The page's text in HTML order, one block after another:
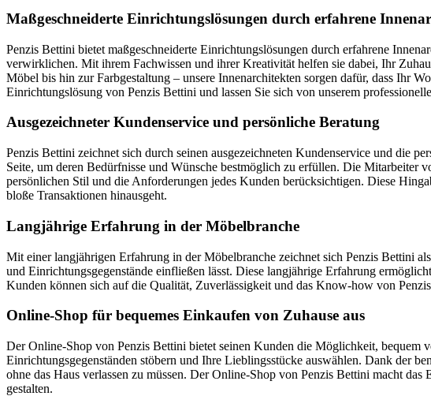
Maßgeschneiderte Einrichtungslösungen durch erfahrene
Penzis Bettini bietet maßgeschneiderte Einrichtungslösungen durch erfahrene
verwirklichen. Mit ihrem Fachwissen und ihrer Kreativität helfen sie dabei, Ihr
Möbel bis hin zur Farbgestaltung – unsere Innenarchitekten sorgen dafür, dass Ihr
Einrichtungslösung von Penzis Bettini und lassen Sie sich von unserem
Ausgezeichneter Kundenservice und persönliche Beratung
Penzis Bettini zeichnet sich durch seinen ausgezeichneten Kundenservice und die
Seite, um deren Bedürfnisse und Wünsche bestmöglich zu erfüllen. Die Mitarbeiter
persönlichen Stil und die Anforderungen jedes Kunden berücksichtigen. Diese
bloße Transaktionen hinausgeht.
Langjährige Erfahrung in der Möbelbranche
Mit einer langjährigen Erfahrung in der Möbelbranche zeichnet sich Penzis Bettini
und Einrichtungsgegenstände einfließen lässt. Diese langjährige Erfahrung
Kunden können sich auf die Qualität, Zuverlässigkeit und das Know-how von
Online-Shop für bequemes Einkaufen von Zuhause aus
Der Online-Shop von Penzis Bettini bietet seinen Kunden die Möglichkeit,
Einrichtungsgegenständen stöbern und Ihre Lieblingsstücke auswählen. Dank der
ohne das Haus verlassen zu müssen. Der Online-Shop von Penzis Bettini macht
gestalten.